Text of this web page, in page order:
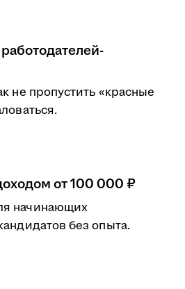
не пропустить «красные
от 100 000 ₽
начинающих
без опыта.